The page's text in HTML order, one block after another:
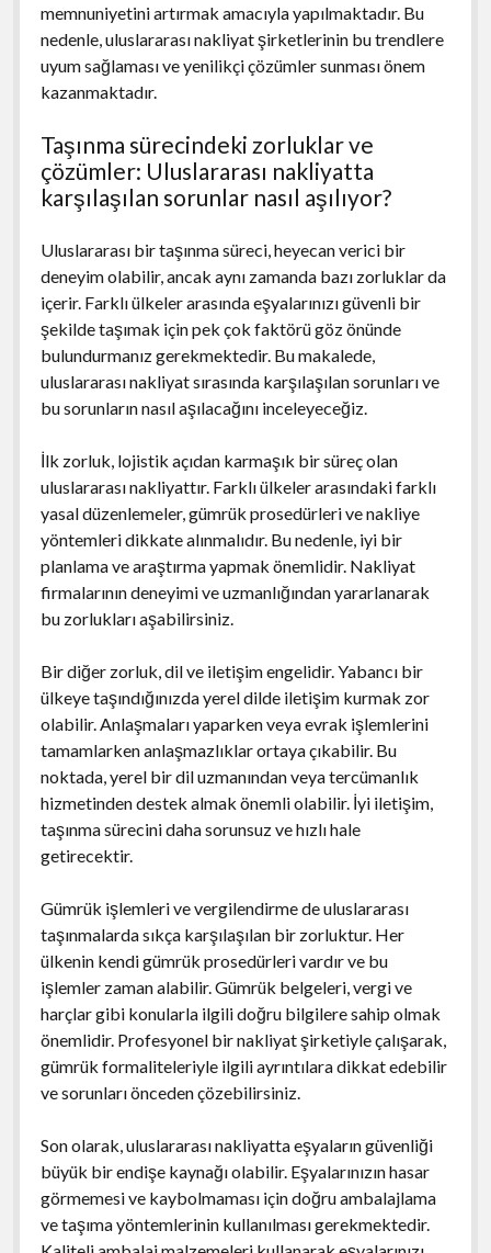
memnuniyetini artırmak amacıyla yapılmaktadır. Bu
nedenle, uluslararası nakliyat şirketlerinin bu trendlere
uyum sağlaması ve yenilikçi çözümler sunması önem
kazanmaktadır.
Taşınma sürecindeki zorluklar ve
çözümler: Uluslararası nakliyatta
karşılaşılan sorunlar nasıl aşılıyor?
Uluslararası bir taşınma süreci, heyecan verici bir
deneyim olabilir, ancak aynı zamanda bazı zorluklar da
içerir. Farklı ülkeler arasında eşyalarınızı güvenli bir
şekilde taşımak için pek çok faktörü göz önünde
bulundurmanız gerekmektedir. Bu makalede,
uluslararası nakliyat sırasında karşılaşılan sorunları ve
bu sorunların nasıl aşılacağını inceleyeceğiz.
İlk zorluk, lojistik açıdan karmaşık bir süreç olan
uluslararası nakliyattır. Farklı ülkeler arasındaki farklı
yasal düzenlemeler, gümrük prosedürleri ve nakliye
yöntemleri dikkate alınmalıdır. Bu nedenle, iyi bir
planlama ve araştırma yapmak önemlidir. Nakliyat
firmalarının deneyimi ve uzmanlığından yararlanarak
bu zorlukları aşabilirsiniz.
Bir diğer zorluk, dil ve iletişim engelidir. Yabancı bir
ülkeye taşındığınızda yerel dilde iletişim kurmak zor
olabilir. Anlaşmaları yaparken veya evrak işlemlerini
tamamlarken anlaşmazlıklar ortaya çıkabilir. Bu
noktada, yerel bir dil uzmanından veya tercümanlık
hizmetinden destek almak önemli olabilir. İyi iletişim,
taşınma sürecini daha sorunsuz ve hızlı hale
getirecektir.
Gümrük işlemleri ve vergilendirme de uluslararası
taşınmalarda sıkça karşılaşılan bir zorluktur. Her
ülkenin kendi gümrük prosedürleri vardır ve bu
işlemler zaman alabilir. Gümrük belgeleri, vergi ve
harçlar gibi konularla ilgili doğru bilgilere sahip olmak
önemlidir. Profesyonel bir nakliyat şirketiyle çalışarak,
gümrük formaliteleriyle ilgili ayrıntılara dikkat edebilir
ve sorunları önceden çözebilirsiniz.
Son olarak, uluslararası nakliyatta eşyaların güvenliği
büyük bir endişe kaynağı olabilir. Eşyalarınızın hasar
görmemesi ve kaybolmaması için doğru ambalajlama
ve taşıma yöntemlerinin kullanılması gerekmektedir.